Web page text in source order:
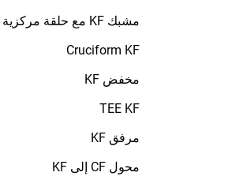
مشبك KF مع حلقة مركزية ومطاطية ختم
Cruciform KF
مخفض KF
TEE KF
مرفق KF
محول CF إلى KF